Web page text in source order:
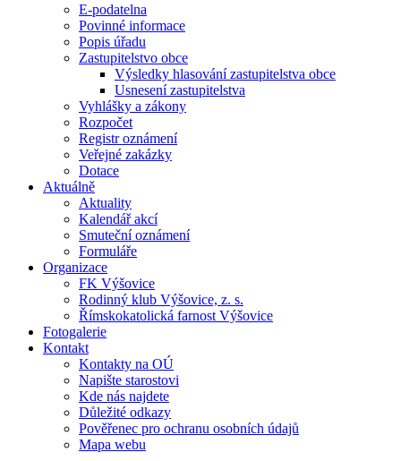
E-podatelna
Povinné informace
Popis úřadu
Zastupitelstvo obce
Výsledky hlasování zastupitelstva obce
Usnesení zastupitelstva
Vyhlášky a zákony
Rozpočet
Registr oznámení
Veřejné zakázky
Dotace
Aktuálně
Aktuality
Kalendář akcí
Smuteční oznámení
Formuláře
Organizace
FK Výšovice
Rodinný klub Výšovice, z. s.
Římskokatolická farnost Výšovice
Fotogalerie
Kontakt
Kontakty na OÚ
Napište starostovi
Kde nás najdete
Důležité odkazy
Pověřenec pro ochranu osobních údajů
Mapa webu